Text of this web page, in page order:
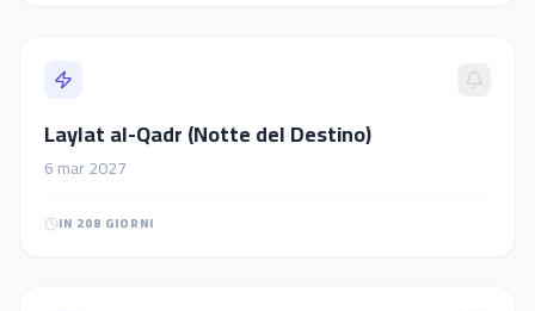
Laylat al-Qadr (Notte del Destino)
6mar2027
IN 208 GIORNI